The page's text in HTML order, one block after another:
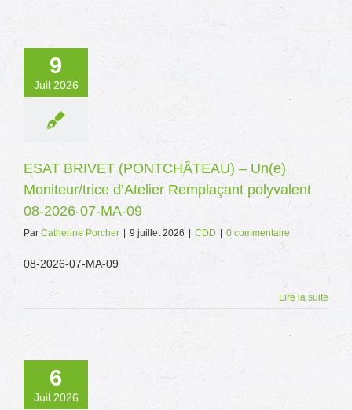
9
Juil 2026
ESAT BRIVET (PONTCHÂTEAU) – Un(e)
Moniteur/trice d’Atelier Remplaçant polyvalent
08-2026-07-MA-09
Par Catherine Porcher 9 juillet 2026 CDD 0 commentaire
08-2026-07-MA-09
Lire la suite
6
Juil 2026